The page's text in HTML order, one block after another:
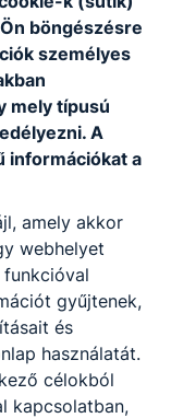
épület villamos
karbantartja,
műszaki
technológiai
3 éves
böngészésre
személyes
mely típusú
A
információkat a
amely akkor
webhelyet
gyűjtenek,
és
használatát.
célokból
kapcsolatban,